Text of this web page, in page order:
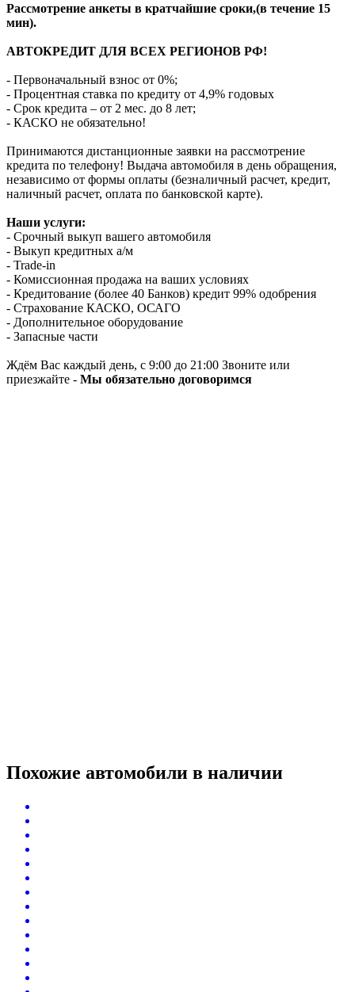
Рассмотрение анкеты в кратчайшие сроки,(в течение 15
мин).
АВТОКРЕДИТ ДЛЯ ВСЕХ РЕГИОНОВ РФ!
- Первоначальный взнос от 0%;
- Процентная ставка по кредиту от 4,9% годовых
- Срок кредита – от 2 мес. до 8 лет;
- КАСКО не обязательно!
Принимаются дистанционные заявки на рассмотрение
кредита по телефону! Выдача автомобиля в день обращения,
независимо от формы оплаты (безналичный расчет, кредит,
наличный расчет, оплата по банковской карте).
Наши услуги:
- Срочный выкуп вашего автомобиля
- Выкуп кредитных а/м
- Trade-in
- Комиссионная продажа на ваших условиях
- Кредитование (более 40 Банков) кредит 99% одобрения
- Страхование КАСКО, ОСАГО
- Дополнительное оборудование
- Запасные части
Ждём Вас каждый день, с 9:00 до 21:00 Звоните или
приезжайте - Мы обязательно договоримся
Похожие автомобили в наличии